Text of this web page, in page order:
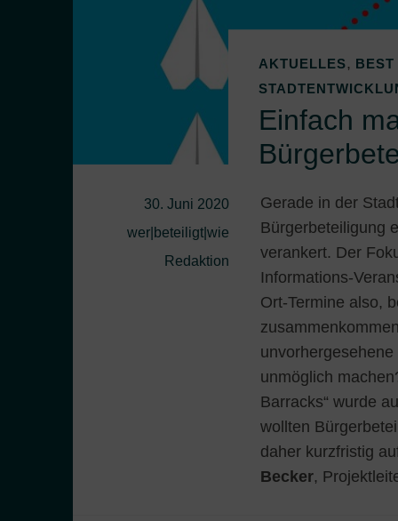
AKTUELLES,
Einfach
30. Juni 2020
wer|beteiligt|wie
Redaktion
Gerade in der
Bürgerbeteiligung
verankert. Der
Informations-
Ort-Termine also,
unmöglich
Barracks“ wurde
wollten
daher kurzfristig
Becker,